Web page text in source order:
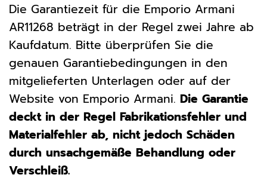
Die Garantiezeit für die Emporio Armani
AR11268 beträgt in der Regel zwei Jahre ab
Kaufdatum. Bitte überprüfen Sie die
genauen Garantiebedingungen in den
mitgelieferten Unterlagen oder auf der
Website von Emporio Armani. Die Garantie
deckt in der Regel Fabrikationsfehler und
Materialfehler ab, nicht jedoch Schäden
durch unsachgemäße Behandlung oder
Verschleiß.